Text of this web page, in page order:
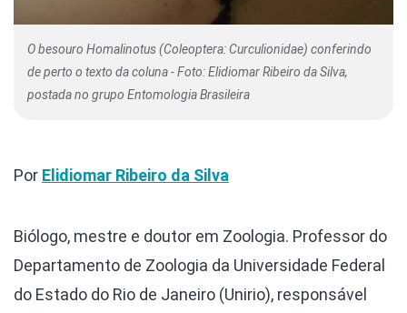
O besouro Homalinotus (Coleoptera: Curculionidae) conferindo
de perto o texto da coluna - Foto: Elidiomar Ribeiro da Silva,
postada no grupo Entomologia Brasileira
Por Elidiomar Ribeiro da Silva
Biólogo, mestre e doutor em Zoologia. Professor do
Departamento de Zoologia da Universidade Federal
do Estado do Rio de Janeiro (Unirio), responsável